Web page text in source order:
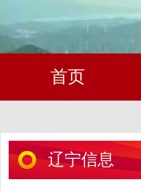
首页
辽宁信息